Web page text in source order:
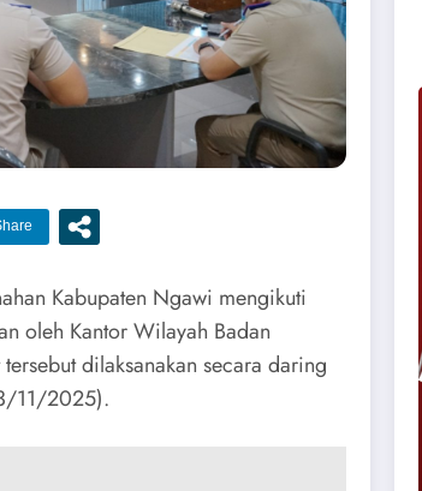
Kabupaten Ngawi mengikuti
oleh Kantor Wilayah Badan
dilaksanakan secara daring
11/2025).